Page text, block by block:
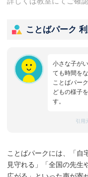
ことばパーク
小さな子が
ても時間を
ことばパー
どもの様子
す。
引用
ことばパークには、「自
見守れる」「全国の先生